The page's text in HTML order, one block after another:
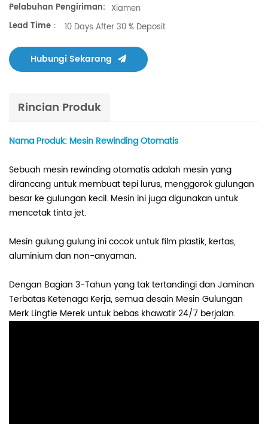
Pelabuhan Pengiriman: Xiamen
Lead Time：
10 Days After 30 % Deposit
Hubungi Sekarang
Rincian Produk
Nama Produk: Mesin Rewinding Otomatis
Sebuah mesin rewinding otomatis adalah mesin yang
dirancang untuk membuat tepi lurus, menggorok gulungan
besar ke gulungan kecil. Mesin ini juga digunakan untuk
mencetak tinta jet.
Mesin gulung gulung ini cocok untuk film plastik, kertas,
aluminium dan non-anyaman.
Dengan Bagian 3-Tahun yang tak tertandingi dan Jaminan
Terbatas Ketenaga Kerja, semua desain Mesin Gulungan
Merk Lingtie Merek untuk bebas khawatir 24/7 berjalan.